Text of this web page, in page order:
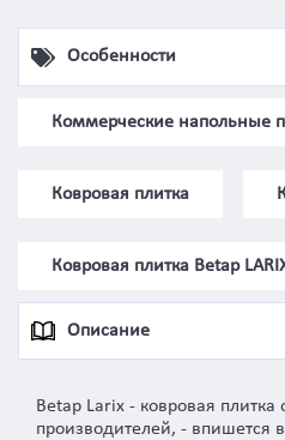
Особенности
Коммерческие напольные
Ковровая плитка
Ковровая плитка Betap
Описание
Betap Larix - ковровая плитка
производителей, -